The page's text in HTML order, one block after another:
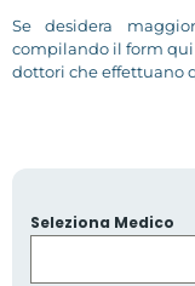
Se desidera
compilando il form qui
dottori che effettuano
Seleziona Medico